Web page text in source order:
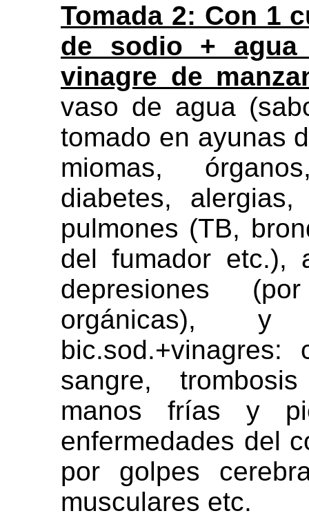
Tomada 2: Con 1
de sodio +
vinagre de
vaso de agua
tomado en ayunas
miomas,
diabetes,
pulmones (TB,
del fumador etc.),
depresiones
orgánicas), y
bic.sod.+vinagres:
sangre,
manos frías y
enfermedades del
por golpes
musculares etc.